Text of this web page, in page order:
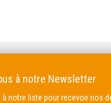
à notre Newsletter
à notre liste pour recevoir nos